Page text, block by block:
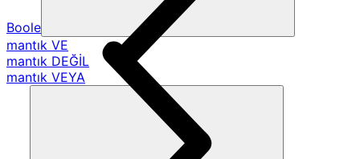
Boole
mantık VE
mantık DEĞİL
mantık VEYA